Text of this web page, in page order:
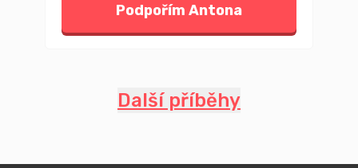
Podpořím Antona
Další příběhy